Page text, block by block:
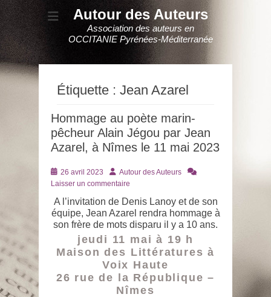
Autour des Auteurs
Association des auteurs en
OCCITANIE Pyrénées-Méditerranée
Étiquette : Jean Azarel
Hommage au poète marin-
pêcheur Alain Jégou par Jean
Azarel, à Nîmes le 11 mai 2023
Posté
le
26 avril 2023 AuteurAutour des Auteurs
Laisser un commentaire
A l’invitation de Denis Lanoy et de son
équipe, Jean Azarel rendra hommage à
son frère de mots disparu il y a 10 ans.
jeudi 11 mai à 19 h
Maison des Littératures à
Voix Haute
26 rue de la République –
Nîmes